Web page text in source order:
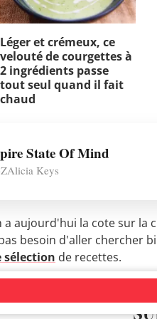
Léger et crémeux, ce
velouté de courgettes à
2 ingrédients passe
tout seul quand il fait
chaud
State Of Mind
Keys
a aujourd'hui la cote sur la
besoin d'aller chercher
sélection de recettes.